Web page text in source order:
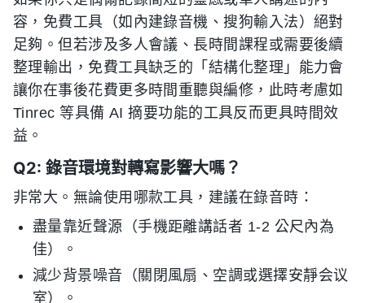
容，免費工具（如內建錄音機、搜狗輸入法）絕對
足夠。但若涉及多人會議、長時間課程或需要後續
整理輸出，免費工具缺乏的「結構化整理」能力會
讓你在事後花費更多時間重聽與編修，此時考慮如
Tinrec 等具備 AI 摘要功能的工具反而更具時間效
益。
Q2: 錄音環境對轉寫影響大嗎？
非常大。無論使用哪款工具，建議在錄音時：
盡量靠近聲源（手機距離講話者 1-2 公尺內為
佳）。
減少背景噪音（關閉風扇、空調或選擇安靜会议
室）。